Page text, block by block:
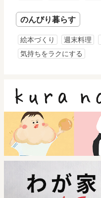
のんびり暮らす
絵本づくり 週末料理
気持ちをラクにする